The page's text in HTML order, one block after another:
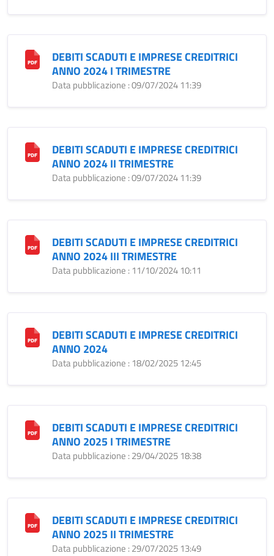
DEBITI SCADUTI E IMPRESE CREDITRICI
ANNO 2024 I TRIMESTRE
Data pubblicazione : 09/07/2024 11:39
DEBITI SCADUTI E IMPRESE CREDITRICI
ANNO 2024 II TRIMESTRE
Data pubblicazione : 09/07/2024 11:39
DEBITI SCADUTI E IMPRESE CREDITRICI
ANNO 2024 III TRIMESTRE
Data pubblicazione : 11/10/2024 10:11
DEBITI SCADUTI E IMPRESE CREDITRICI
ANNO 2024
Data pubblicazione : 18/02/2025 12:45
DEBITI SCADUTI E IMPRESE CREDITRICI
ANNO 2025 I TRIMESTRE
Data pubblicazione : 29/04/2025 18:38
DEBITI SCADUTI E IMPRESE CREDITRICI
ANNO 2025 II TRIMESTRE
Data pubblicazione : 29/07/2025 13:49